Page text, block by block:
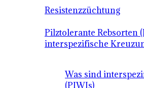
Resistenzzüchtung
Pilztolerante Rebsorten
interspezifische
Was sind
(PIWIs)